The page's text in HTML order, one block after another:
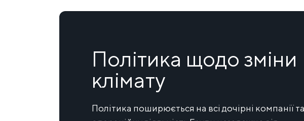
Політика щодо зміни
клімату
Політика поширюється на всі дочірні компанії та